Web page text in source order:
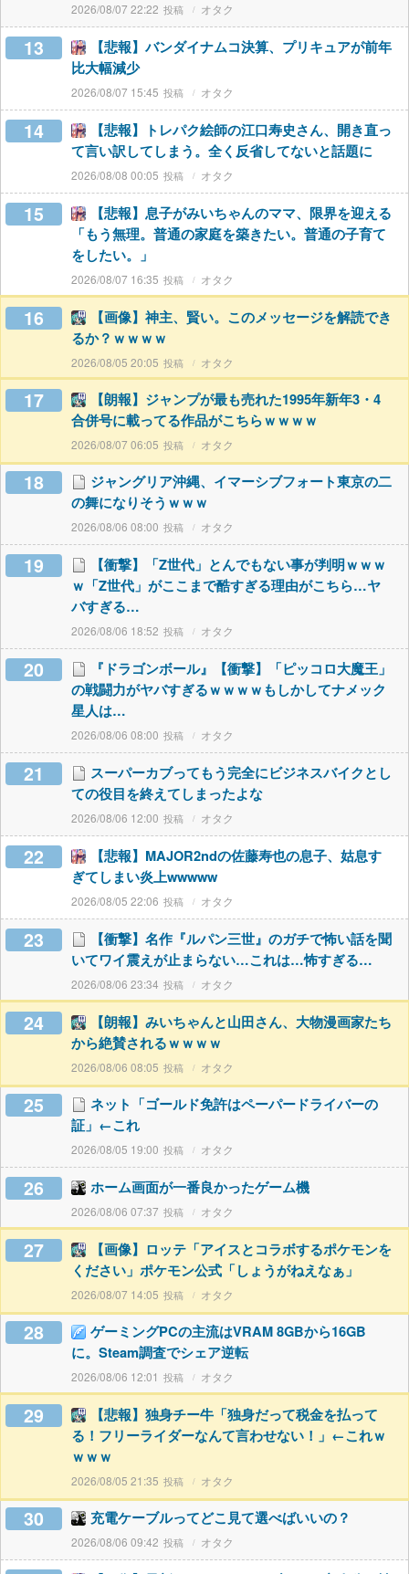
2026/08/07 22:22 オタク
13
【悲報】バンダイナムコ決算、プリキュアが前年
比大幅減少
2026/08/07 15:45 オタク
14
【悲報】トレパク絵師の江口寿史さん、開き直っ
て言い訳してしまう。全く反省してないと話題に
2026/08/08 00:05 オタク
15
【悲報】息子がみいちゃんのママ、限界を迎える
「もう無理。普通の家庭を築きたい。普通の子育て
をしたい。」
2026/08/07 16:35 オタク
16
【画像】神主、賢い。このメッセージを解読でき
るか？ｗｗｗｗ
2026/08/05 20:05 オタク
17
【朗報】ジャンプが最も売れた1995年新年3・4
合併号に載ってる作品がこちらｗｗｗｗ
2026/08/07 06:05 オタク
18
ジャングリア沖縄、イマーシブフォート東京の二
の舞になりそうｗｗｗ
2026/08/06 08:00 オタク
19
【衝撃】「Z世代」とんでもない事が判明ｗｗｗ
ｗ「Z世代」がここまで酷すぎる理由がこちら…ヤ
バすぎる…
2026/08/06 18:52 オタク
20
『ドラゴンボール』【衝撃】「ピッコロ大魔王」
の戦闘力がヤバすぎるｗｗｗｗもしかしてナメック
星人は…
2026/08/06 08:00 オタク
21
スーパーカブってもう完全にビジネスバイクとし
ての役目を終えてしまったよな
2026/08/06 12:00 オタク
22
【悲報】MAJOR2ndの佐藤寿也の息子、姑息す
ぎてしまい炎上wwwww
2026/08/05 22:06 オタク
23
【衝撃】名作『ルパン三世』のガチで怖い話を聞
いてワイ震えが止まらない…これは…怖すぎる…
2026/08/06 23:34 オタク
24
【朗報】みいちゃんと山田さん、大物漫画家たち
から絶賛されるｗｗｗｗ
2026/08/06 08:05 オタク
25
ネット「ゴールド免許はペーパードライバーの
証」←これ
2026/08/05 19:00 オタク
26 ホーム画面が一番良かったゲーム機
2026/08/06 07:37 オタク
27
【画像】ロッテ「アイスとコラボするポケモンを
ください」ポケモン公式「しょうがねえなぁ」
2026/08/07 14:05 オタク
28
ゲーミングPCの主流はVRAM 8GBから16GB
に。Steam調査でシェア逆転
2026/08/06 12:01 オタク
29
【悲報】独身チー牛「独身だって税金を払って
る！フリーライダーなんて言わせない！」←これｗ
ｗｗｗ
2026/08/05 21:35 オタク
30 充電ケーブルってどこ見て選べばいいの？
2026/08/06 09:42 オタク